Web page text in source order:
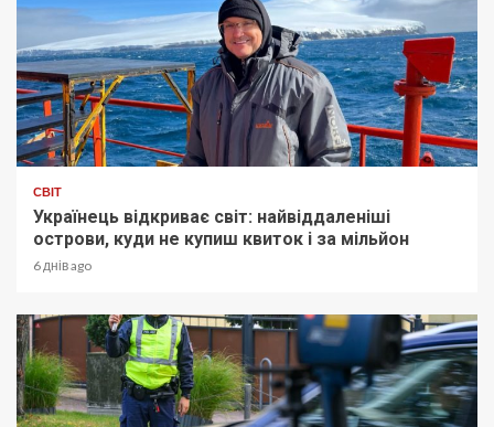
СВІТ
Українець відкриває світ: найвіддаленіші
острови, куди не купиш квиток і за мільйон
6 днів ago